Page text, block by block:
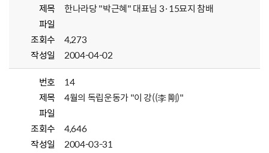
제목
한나라당 "박근혜" 대표님 3·15묘지 참배
파일
조회수
4,273
작성일
2004-04-02
번호
14
제목
4월의 독립운동가 "이 강((李 剛)"
파일
조회수
4,646
작성일
2004-03-31